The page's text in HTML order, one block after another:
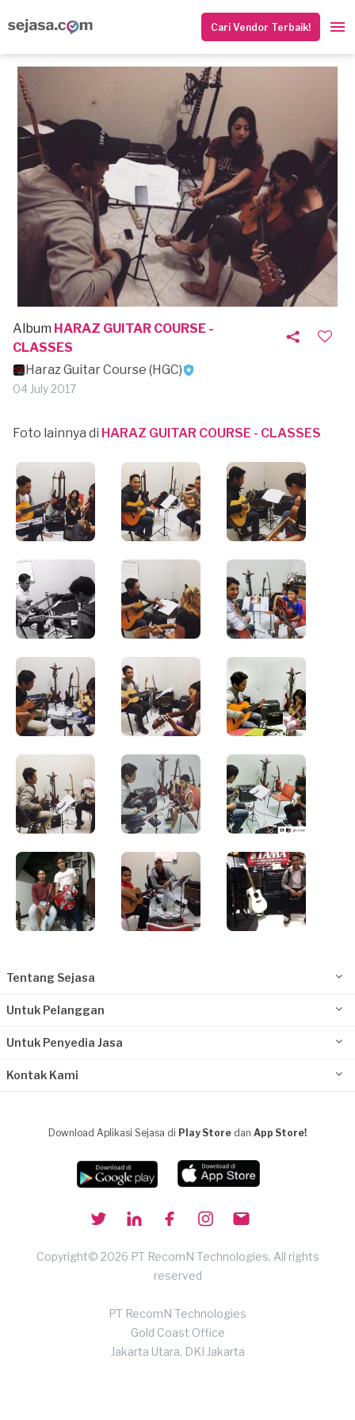
Cari Vendor Terbaik!
Album HARAZ GUITAR COURSE -
CLASSES
Haraz Guitar Course (HGC)
04 July 2017
Foto lainnya di HARAZ GUITAR COURSE - CLASSES
Tentang Sejasa
Untuk Pelanggan
Untuk Penyedia Jasa
Kontak Kami
Download Aplikasi Sejasa di Play Store dan App Store!
Copyright© 2026 PT RecomN Technologies, All rights
reserved
PT RecomN Technologies
Gold Coast Office
Jakarta Utara, DKI Jakarta